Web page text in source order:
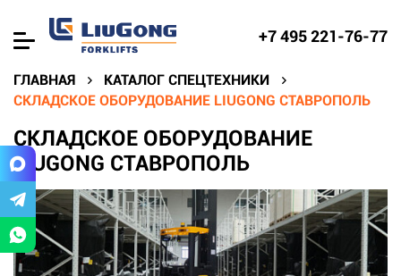
+7 495 221-76-77
ГЛАВНАЯ
КАТАЛОГ СПЕЦТЕХНИКИ
СКЛАДСКОЕ ОБОРУДОВАНИЕ LIUGONG СТАВРОПОЛЬ
СКЛАДСКОЕ ОБОРУДОВАНИЕ
LIUGONG СТАВРОПОЛЬ